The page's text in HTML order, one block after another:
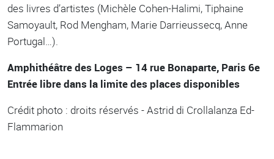
des livres d’artistes (Michèle Cohen-Halimi, Tiphaine
Samoyault, Rod Mengham, Marie Darrieussecq, Anne
Portugal…).
Amphithéâtre des Loges – 14 rue Bonaparte, Paris 6e
Entrée libre dans la limite des places disponibles
Crédit photo : droits réservés - Astrid di Crollalanza Ed-
Flammarion